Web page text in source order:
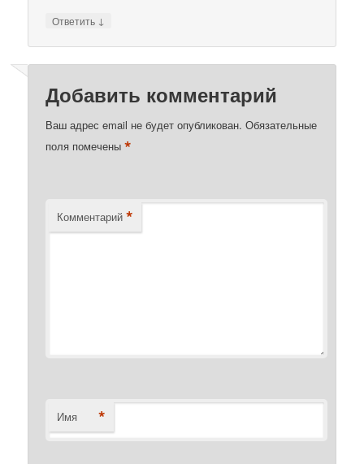
Ответить ↓
Добавить комментарий
Ваш адрес email не будет опубликован. Обязательные
поля помечены*
Комментарий *
Имя *